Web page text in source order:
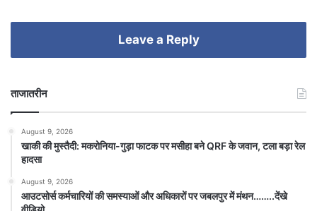
Leave a Reply
ताजातरीन
August 9, 2026
खाकी की मुस्तैदी: मकरोनिया-गुड़ा फाटक पर मसीहा बने QRF के जवान, टला बड़ा रेल
हादसा
August 9, 2026
आउटसोर्स कर्मचारियों की समस्याओं और अधिकारों पर जबलपुर में मंथन……..देंखे